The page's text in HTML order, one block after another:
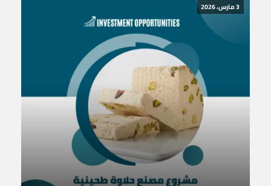
3 مارس، 2026